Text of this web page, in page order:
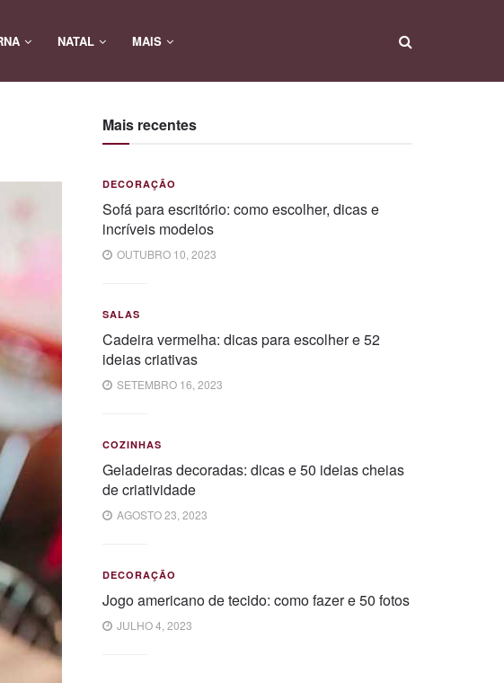
NATAL MAIS
Mais recentes
DECORAÇÃO
Sofá para escritório: como escolher, dicas e
incríveis modelos
OUTUBRO 10, 2023
SALAS
Cadeira vermelha: dicas para escolher e 52
ideias criativas
SETEMBRO 16, 2023
COZINHAS
Geladeiras decoradas: dicas e 50 ideias cheias
de criatividade
AGOSTO 23, 2023
DECORAÇÃO
Jogo americano de tecido: como fazer e 50 fotos
JULHO 4, 2023